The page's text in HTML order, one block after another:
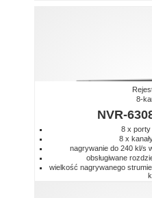
8-
NVR-
8 x porty
8 x
nagrywanie do 240 kl/s
obsługiwane
wielkość nagrywanego